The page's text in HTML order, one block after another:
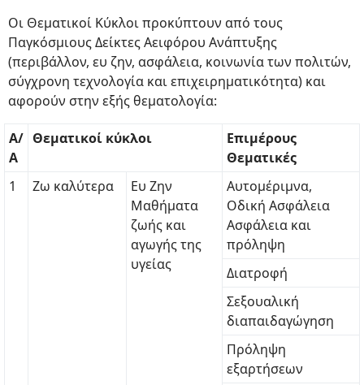
Οι Θεματικοί Κύκλοι προκύπτουν από τους
Παγκόσμιους Δείκτες Αειφόρου Ανάπτυξης
(περιβάλλον, ευ ζην, ασφάλεια, κοινωνία των πολιτών,
σύγχρονη τεχνολογία και επιχειρηματικότητα) και
αφορούν στην εξής θεματολογία:
Α/
Α
Θεματικοί κύκλοι
Επιμέρους
Θεματικές
1
Ζω καλύτερα
Ευ Ζην
Μαθήματα
ζωής και
αγωγής της
υγείας
Αυτομέριμνα,
Οδική Ασφάλεια
Ασφάλεια και
πρόληψη
Διατροφή
Σεξουαλική
διαπαιδαγώγηση
Πρόληψη
εξαρτήσεων